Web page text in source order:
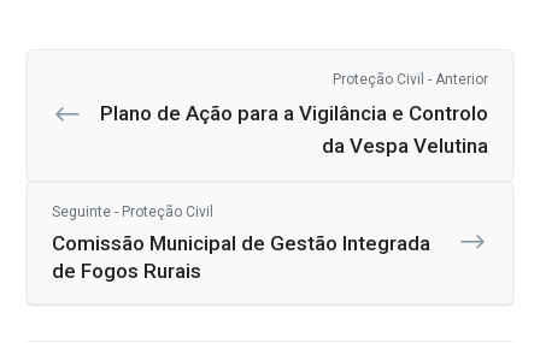
Proteção Civil - Anterior
Plano de Ação para a Vigilância e Controlo
da Vespa Velutina
Seguinte - Proteção Civil
Comissão Municipal de Gestão Integrada
de Fogos Rurais